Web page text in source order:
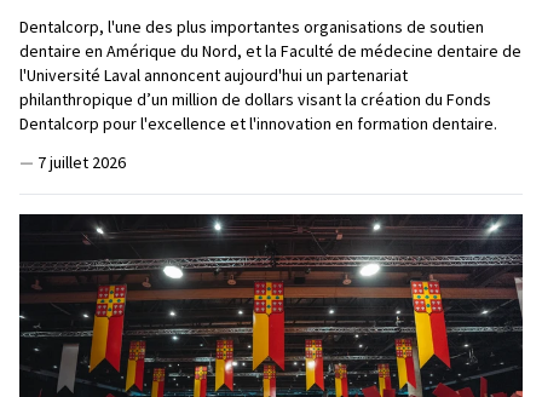
Dentalcorp, l'une des plus importantes organisations de soutien
dentaire en Amérique du Nord, et la Faculté de médecine dentaire de
l'Université Laval annoncent aujourd'hui un partenariat
philanthropique d’un million de dollars visant la création du Fonds
Dentalcorp pour l'excellence et l'innovation en formation dentaire.
— 7 juillet 2026